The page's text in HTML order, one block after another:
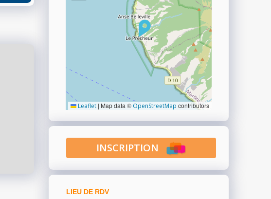
Leaflet | Map data © OpenStreetMap contributors
INSCRIPTION
LIEU DE RDV